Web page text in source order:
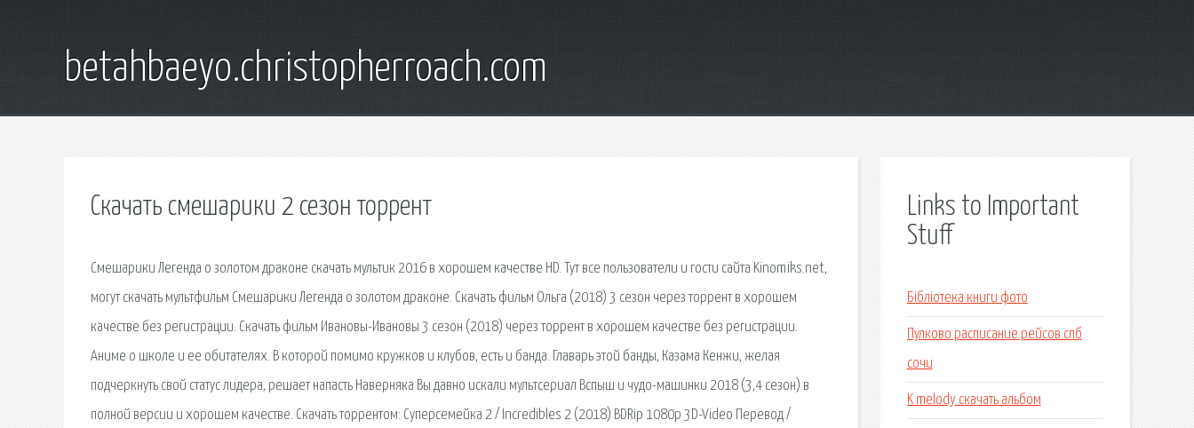
betahbaeyo.christopherroach.com
Скачать смешарики 2 сезон торрент
Смешарики Легенда о золотом драконе скачать мультик 2016 в хорошем качестве HD. Тут все пользователи и гости сайта Kinomiks.net,
могут скачать мультфильм Смешарики Легенда о золотом драконе. Скачать фильм Ольга (2018) 3 сезон через торрент в хорошем
качестве без регистрации. Скачать фильм Ивановы-Ивановы 3 сезон (2018) через торрент в хорошем качестве без регистрации.
Аниме о школе и ее обитателях. В которой помимо кружков и клубов, есть и банда. Главарь этой банды, Казама Кенжи, желая
подчеркнуть свой статус лидера, решает напасть Наверняка Вы давно искали мультсериал Вспыш и чудо-машинки 2018 (3,4 сезон) в
полной версии и хорошем качестве. Скачать торрентом: Суперсемейка 2 / Incredibles 2 (2018) BDRip 1080p 3D-Video Перевод /
Links to Important
Stuff
Бібліотека книги фото
Пулково расписание рейсов спб
сочи
K melody скачать альбом